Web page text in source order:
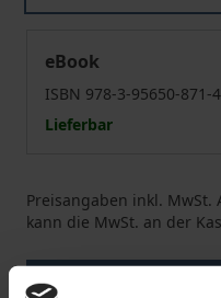
eBook
ISBN 978-3-95650-871-4
Lieferbar
Preisangaben inkl.
kann die MwSt. an der